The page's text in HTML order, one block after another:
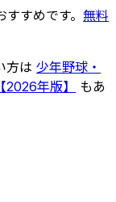
すめです。 無料
方は 少年野球・
年版】
もあ